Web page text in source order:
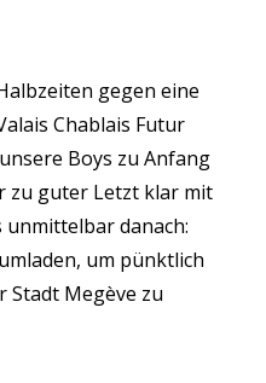
gegen eine
Chablais Futur
Boys zu Anfang
zu guter Letzt klar mit
unmittelbar danach:
um pünktlich
Stadt Megève zu